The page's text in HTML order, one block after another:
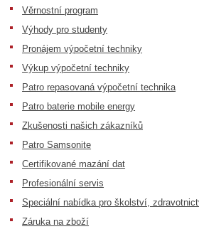
Věrnostní program
Výhody pro studenty
Pronájem výpočetní techniky
Výkup výpočetní techniky
Patro repasovaná výpočetní technika
Patro baterie mobile energy
Zkušenosti našich zákazníků
Patro Samsonite
Certifikované mazání dat
Profesionální servis
Speciální nabídka pro školství,
Záruka na zboží